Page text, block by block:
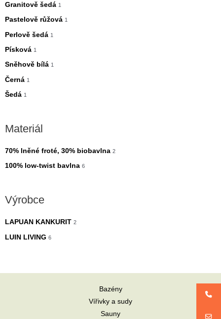
Granitově šedá 1
Pastelově růžová 1
Perlově šedá 1
Písková 1
Sněhově bílá 1
Černá 1
Šedá 1
Materiál
70% lněné froté, 30% biobavlna 2
100% low-twist bavlna 6
Výrobce
LAPUAN KANKURIT 2
LUIN LIVING 6
Bazény
Vířivky a sudy
Sauny